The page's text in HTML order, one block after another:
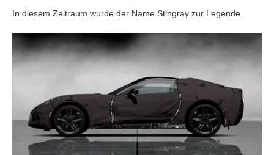
In diesem Zeitraum wurde der Name Stingray zur Legende.